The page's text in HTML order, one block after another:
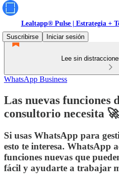
Lealtapp® Pulse | Estrategia +
Suscribirse
Iniciar sesión
Lee sin
WhatsApp Business
Las nuevas funciones
consultorio necesita 🚀
Si usas WhatsApp para
esto te interesa. WhatsApp
funciones nuevas que
fácil y ayudarte a trabajar